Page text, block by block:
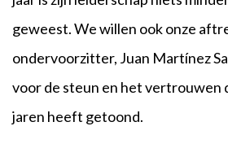
geweest. We willen ook onze
ondervoorzitter, Juan Martínez
voor de steun en het vertrouwen
jaren heeft getoond.